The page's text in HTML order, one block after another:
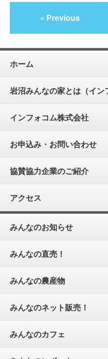
« Previous
ホーム
岩沼みんなの家とは（イン
インフォコム株式会社
お申込み・お問い合わせ
協賛協力企業のご紹介
アクセス
みんなのお知らせ
みんなの直売！
みんなの農産物
みんなのネット販売！
みんなのカフェ